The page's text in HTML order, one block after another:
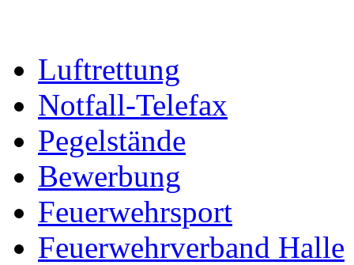
Luftrettung
Notfall-Telefax
Pegelstände
Bewerbung
Feuerwehrsport
Feuerwehrverband Halle